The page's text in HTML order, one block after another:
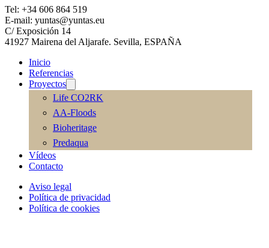
Tel: +34 606 864 519
E-mail: yuntas@yuntas.eu
C/ Exposición 14
41927 Mairena del Aljarafe. Sevilla, ESPAÑA
Inicio
Referencias
Proyectos
Life CO2RK
AA-Floods
Bioheritage
Predaqua
Vídeos
Contacto
Aviso legal
Política de privacidad
Política de cookies